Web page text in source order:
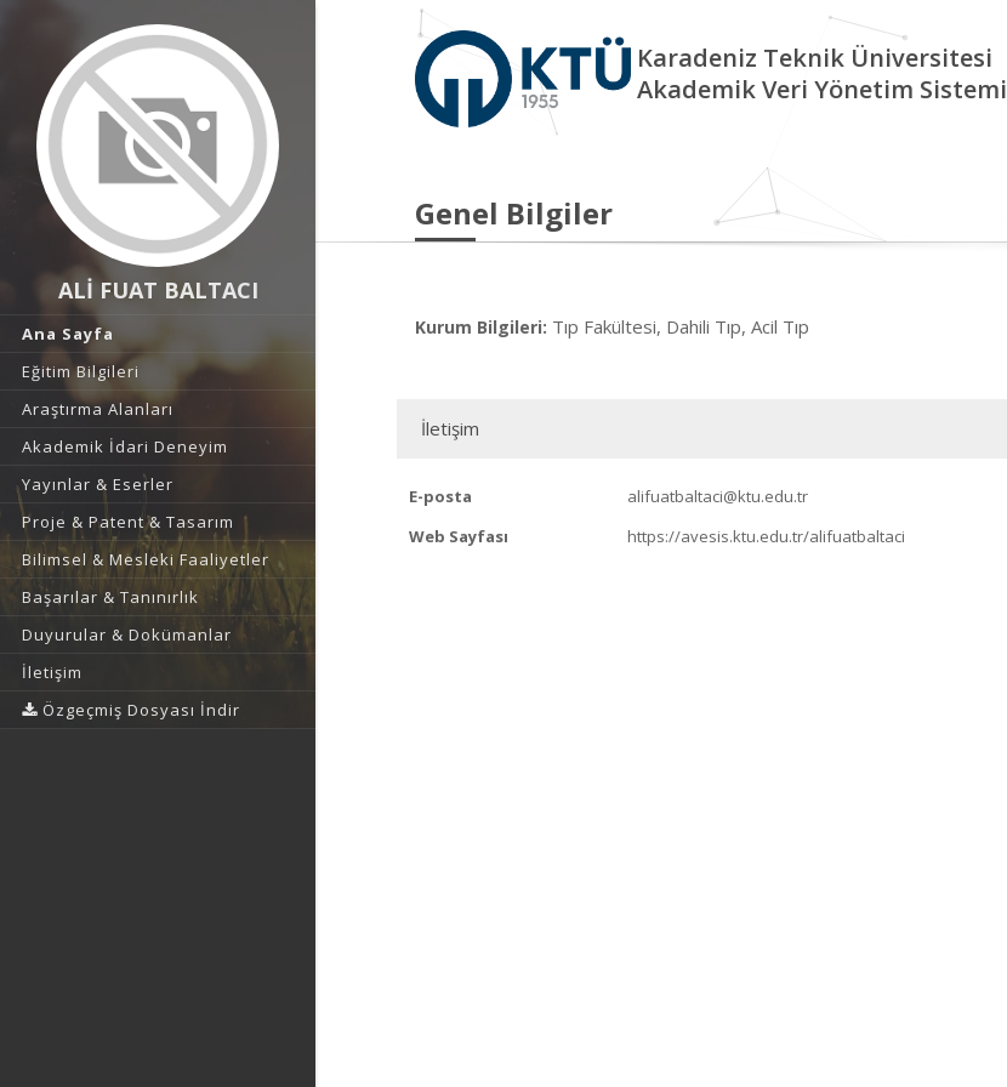
ALİ FUAT BALTACI
Ana Sayfa
Eğitim Bilgileri
Araştırma Alanları
Akademik İdari Deneyim
Yayınlar & Eserler
Proje & Patent & Tasarım
Bilimsel & Mesleki Faaliyetler
Başarılar & Tanınırlık
Duyurular & Dokümanlar
İletişim
Özgeçmiş Dosyası İndir
Karadeniz Teknik Üniversitesi
Akademik Veri Yönetim Sistemi
Genel Bilgiler
Kurum Bilgileri: Tıp Fakültesi, Dahili Tıp, Acil Tıp
İletişim
E-posta
alifuatbaltaci@ktu.edu.tr
Web Sayfası
https://avesis.ktu.edu.tr/alifuatbaltaci